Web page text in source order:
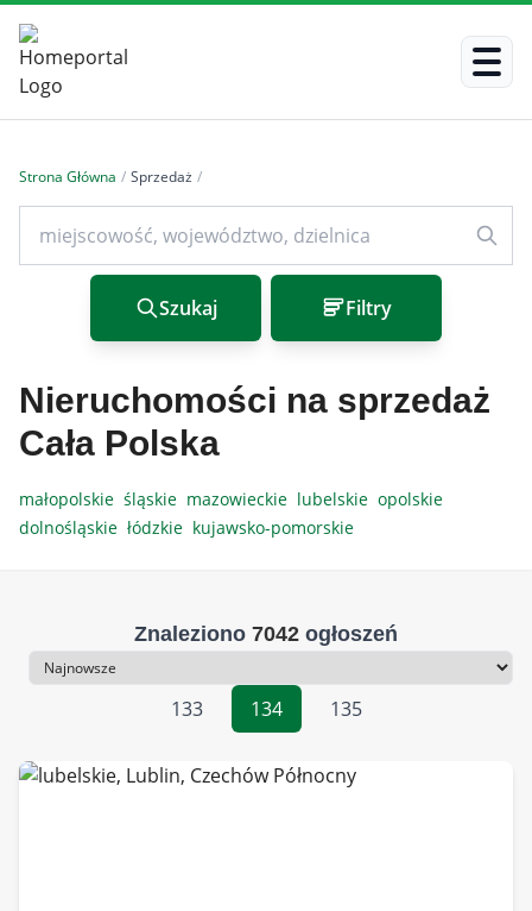
Strona Główna / Sprzedaż /
Szukaj Filtry
Nieruchomości na sprzedaż
Cała Polska
małopolskie śląskie mazowieckie lubelskie opolskie
dolnośląskie łódzkie kujawsko-pomorskie
Znaleziono 7042 ogłoszeń
Sortowanie
133
134 135